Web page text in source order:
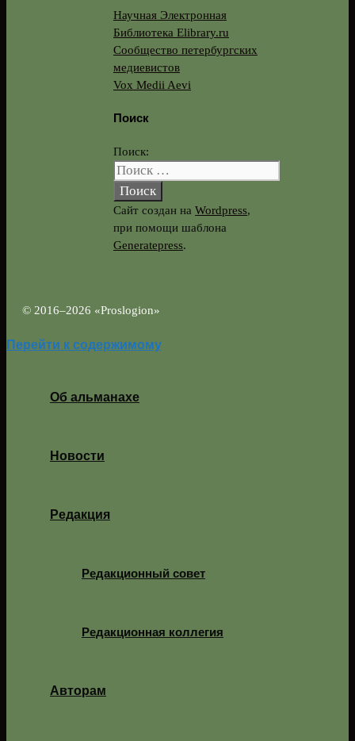
Научная Электронная
Библиотека Elibrary.ru
Сообщество петербургских
медиевистов
Vox Medii Aevi
Поиск
Поиск:
Сайт создан на Wordpress,
при помощи шаблона
Generatepress.
© 2016–2026 «Proslogion»
Перейти к содержимому
Об альманахе
Новости
Редакция
Редакционный совет
Редакционная коллегия
Авторам